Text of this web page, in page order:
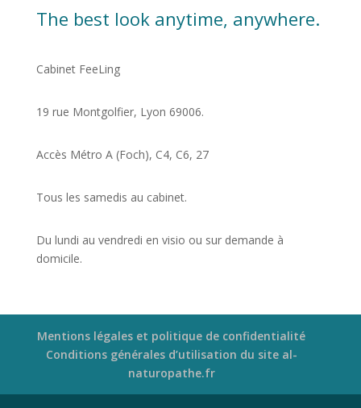
The best look anytime, anywhere.
Cabinet FeeLing
19 rue Montgolfier, Lyon 69006.
Accès Métro A (Foch), C4, C6, 27
Tous les samedis au cabinet.
Du lundi au vendredi en visio ou sur demande à
domicile.
Mentions légales et politique de confidentialité
Conditions générales d’utilisation du site al-
naturopathe.fr